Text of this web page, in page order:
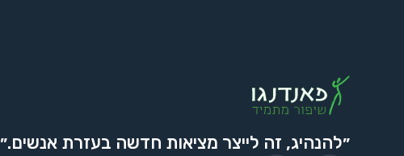
״להנהיג, זה לייצר מציאות חדשה בעזרת אנשים.״